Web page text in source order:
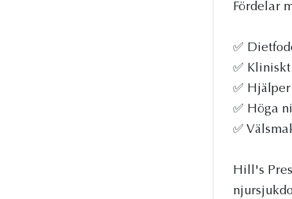
Fördelar
✅
✅
✅
✅ Höga
✅
Hill's